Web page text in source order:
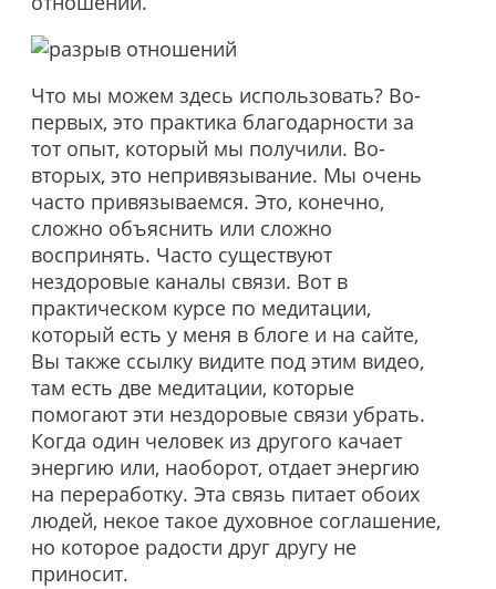
Что мы можем здесь использовать? Во-
первых, это практика благодарности за
тот опыт, который мы получили. Во-
вторых, это непривязывание. Мы очень
часто привязываемся. Это, конечно,
сложно объяснить или сложно
воспринять. Часто существуют
нездоровые каналы связи. Вот в
практическом курсе по медитации,
который есть у меня в блоге и на сайте,
Вы также ссылку видите под этим видео,
там есть две медитации, которые
помогают эти нездоровые связи убрать.
Когда один человек из другого качает
энергию или, наоборот, отдает энергию
на переработку. Эта связь питает обоих
людей, некое такое духовное соглашение,
но которое радости друг другу не
приносит.